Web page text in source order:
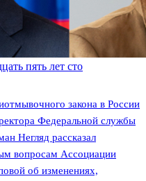
пять лет сто
закона в России
Федеральной службы
Негляд рассказал
вопросам Ассоциации
об изменениях,